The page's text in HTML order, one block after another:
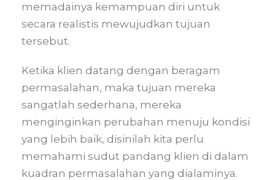
memadainya kemampuan diri untuk
secara realistis mewujudkan tujuan
tersebut.
Ketika klien datang dengan beragam
permasalahan, maka tujuan mereka
sangatlah sederhana, mereka
menginginkan perubahan menuju kondisi
yang lebih baik, disinilah kita perlu
memahami sudut pandang klien di dalam
kuadran permasalahan yang dialaminya.